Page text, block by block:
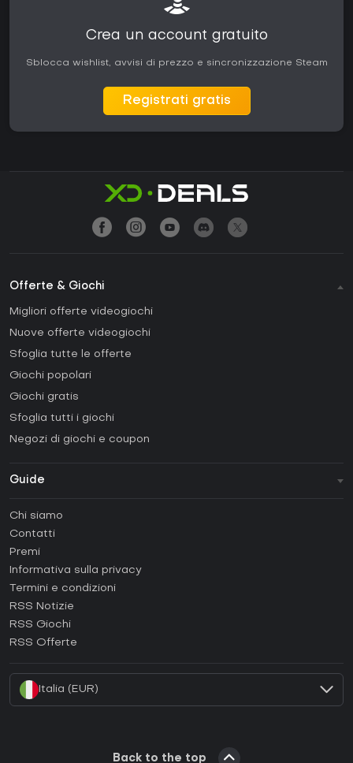
Crea un account gratuito
Sblocca wishlist, avvisi di prezzo e sincronizzazione Steam
Registrati gratis
Offerte & Giochi
Migliori offerte videogiochi
Nuove offerte videogiochi
Sfoglia tutte le offerte
Giochi popolari
Giochi gratis
Sfoglia tutti i giochi
Negozi di giochi e coupon
Guide
Come attivare una Steam CD Key?
Come attivare una Epic Games CD Key?
Come attivare una GOG CD Key?
Come attivare una Ubisoft Connect CD Key?
Chi siamo
Contatti
Premi
Informativa sulla privacy
Termini e condizioni
RSS Notizie
RSS Giochi
RSS Offerte
Italia (EUR)
Back to the top